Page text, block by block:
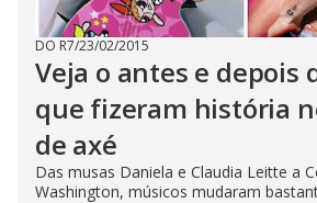
DO R7/23/02/2015
Veja o antes e depois
que fizeram história
de axé
Das musas Daniela e Claudia Leitte a
Washington, músicos mudaram